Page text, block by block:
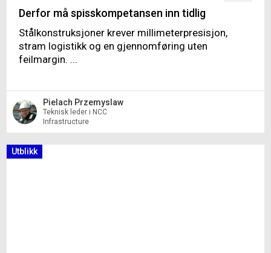
Derfor må spisskompetansen inn tidlig
Stålkonstruksjoner krever millimeterpresisjon,
stram logistikk og en gjennomføring uten
feilmargin. ...
Pielach Przemyslaw
Teknisk leder i NCC
Infrastructure
Utblikk